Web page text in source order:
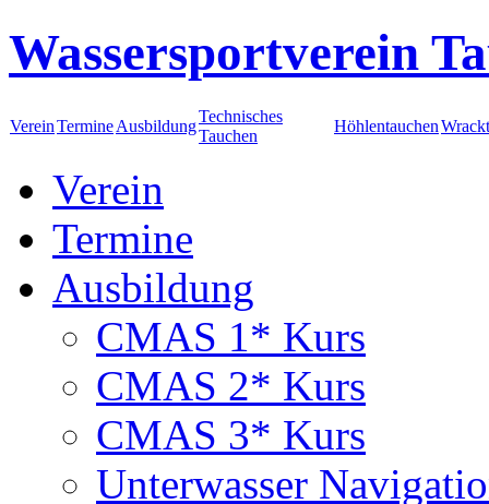
Wassersportverein
VereinTermineAusbildung
Technisches
Tauchen
Höhlentauchen
Verein
Termine
Ausbildung
CMAS 1* Kurs
CMAS 2* Kurs
CMAS 3* Kurs
Unterwasser